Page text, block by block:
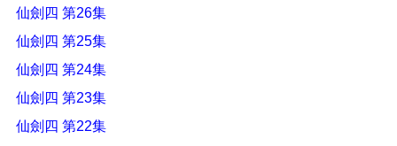
仙劍四 第26集
仙劍四 第25集
仙劍四 第24集
仙劍四 第23集
仙劍四 第22集